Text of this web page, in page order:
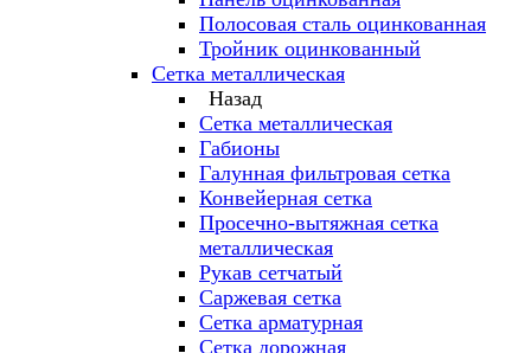
Полосовая сталь оцинкованная
Тройник оцинкованный
Сетка металлическая
Назад
Сетка металлическая
Габионы
Галунная фильтровая сетка
Конвейерная сетка
Просечно-вытяжная сетка
металлическая
Рукав сетчатый
Саржевая сетка
Сетка арматурная
Сетка дорожная